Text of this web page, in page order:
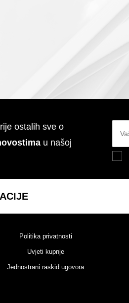
ostalih sve o
u našoj
Politika privatnosti
Uvjeti kupnje
Jednostrani raskid ugovora